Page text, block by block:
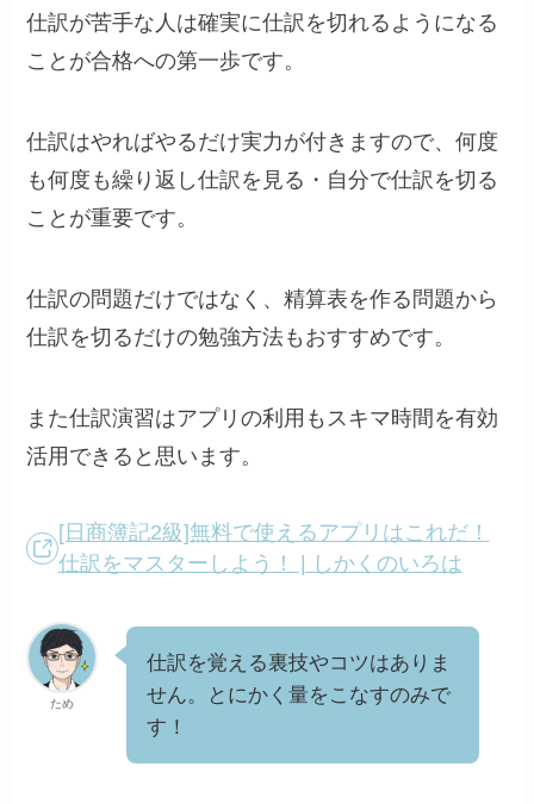
仕訳が苦手な人は確実に仕訳を切れるようになる
ことが合格への第一歩です。
仕訳はやればやるだけ実力が付きますので、何度
も何度も繰り返し仕訳を見る・自分で仕訳を切る
ことが重要です。
仕訳の問題だけではなく、精算表を作る問題から
仕訳を切るだけの勉強方法もおすすめです。
また仕訳演習はアプリの利用もスキマ時間を有効
活用できると思います。
[日商簿記2級]無料で使えるアプリはこれだ！
仕訳をマスターしよう！ | しかくのいろは
ため
仕訳を覚える裏技やコツはありま
せん。とにかく量をこなすのみで
す！